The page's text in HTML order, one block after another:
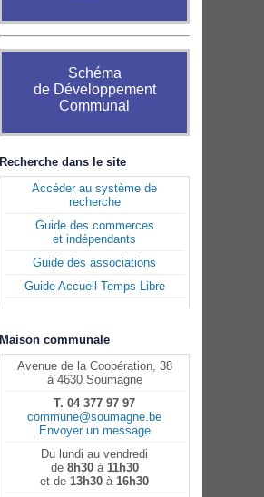
Schéma
de Développement
Communal
Recherche dans le site
Accéder au système de
recherche
Guide des commerces
et indépendants
Guide des associations
Guide Accueil Temps Libre
Maison communale
Avenue de la Coopération, 38
à 4630 Soumagne
T. 04 377 97 97
commune@soumagne.be
Envoyer un message
Du lundi au vendredi
de 8h30à 11h30
et de 13h30 à 16h30